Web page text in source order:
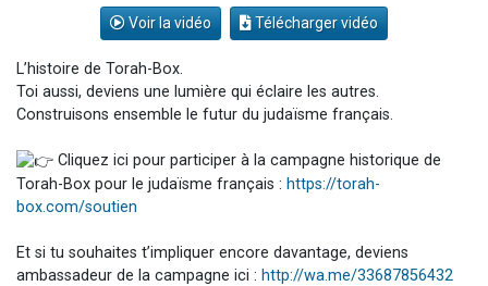
Voir la vidéo Télécharger vidéo
L’histoire de Torah-Box.
Toi aussi, deviens une lumière qui éclaire les autres.
Construisons ensemble le futur du judaïsme français.
Cliquez ici pour participer à la campagne historique de
Torah-Box pour le judaïsme français : https://torah-
box.com/soutien
Et si tu souhaites t’impliquer encore davantage, deviens
ambassadeur de la campagne ici : http://wa.me/33687856432